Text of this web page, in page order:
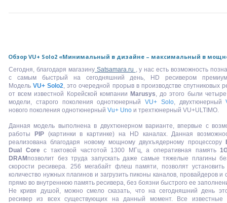
Обзор VU+ Solo2 «Минимальный в дизайне – максимальный в
Сегодня, благодаря магазинуSatsamara.ru , у нас есть возможность
с самым быстрый на сегодняшний день, HD ресивером премиум
МодельVU+ Solo2, это очередной прорыв в производстве спутниковых
от всем известной Корейской компании Marusys, до этого были
модели, старого поколения однотюнерный VU+ Solo, двухтюнерный
нового поколения однотюнерный Vu+ Uno и трехтюнерный VU+ULTIMO.
Данная модель выполнена в двухтюнерном варианте, впервые с
работы
PIP(картинки в картинке) на HD каналах. Данная
реализована благодаря новому мощному двухъядерному процессору
Dual Coreс тактовой частотой 1300 МГц, а оперативная память
DRAM позволит без труда запускать даже самые тяжелые плагины
скорости ресивера. 256 мегабайт флеш памяти, позволят
количество нужных плагинов и загрузить пиконы каналов, провайдеров и
прямо во внутреннюю память ресивера, без боязни быстрого ее
Не кривя душой, можно смело сказать, что на сегодняшний день
ресивер из всех существующих на данный момент. Все известные